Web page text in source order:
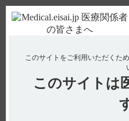
使用期限検索
No : 2550
【ジプロフィリン】
このサイトをご利用いただくた
このサイトは